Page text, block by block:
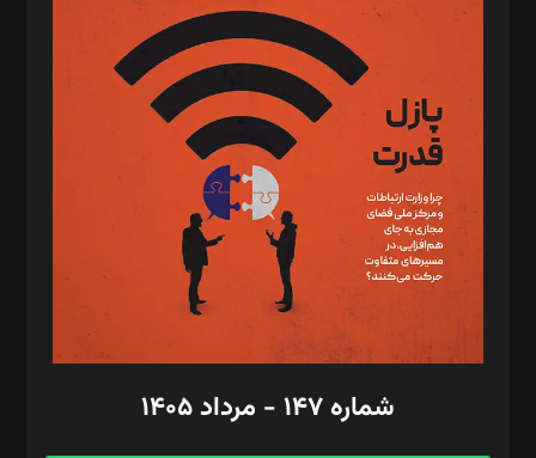
د‌بیر پیوست جهان: مینا پاکدل
د‌بیر تحریریه آنلاین: بابک نقاش
تحریریه‌: مجتبی محمود‌ی، آرش برهمند، یسنا امان‌پور، سروش کرمیان،
مصطفی مسجدی آرانی، ابوالفضل رجبی، زهرا فکرانه، فائزه فتحی
رستمی،مصطفی باستان
ویرایش: نگار استاد‌‌آقا
طراح یونیفرم: مجید توکلی
فیلمبرداری و عکاسی: امیر شفیعی، مانی لطفی زاده
گرافیک و صفحه‌آرایی: سید‌سبحان‌علی ثابت
مد‌یر توسعه تجاری: کامبیز برید‌
امور مالی: شاپور رهبری، محمد‌ کاظمی‌نیا
آگهی و مشترکین: ۰۹۱۹۹۹۹۰۴۵۴
شماره ۱۴۷ - مرداد ۱۴۰۵